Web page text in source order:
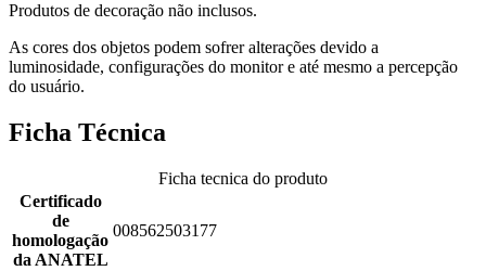
Produtos de decoração não inclusos.
As cores dos objetos podem sofrer alterações devido a
luminosidade, configurações do monitor e até mesmo a percepção
do usuário.
Ficha Técnica
Ficha tecnica do produto
Certificado
de
homologação
da ANATEL
008562503177